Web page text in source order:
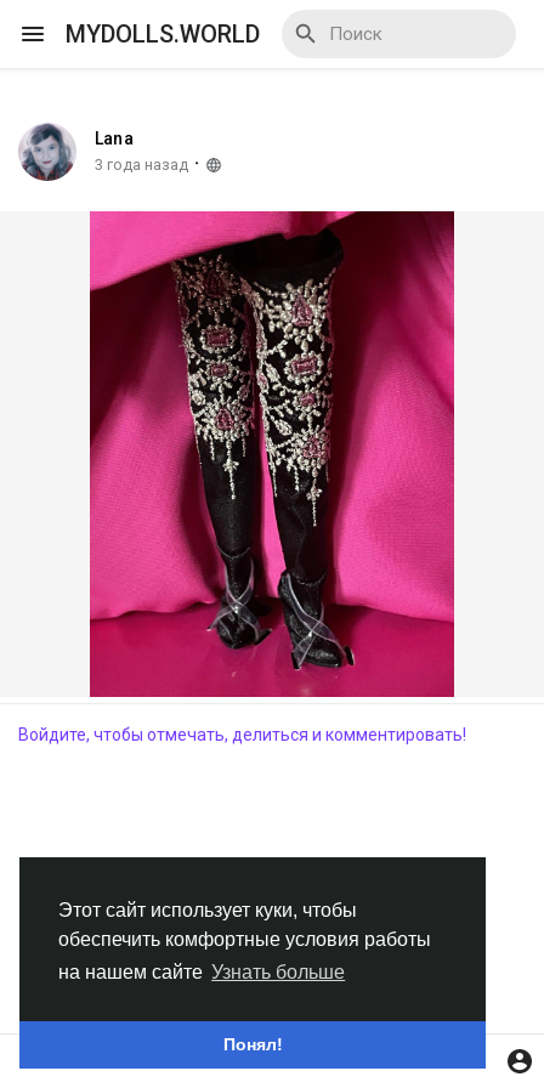
Этот сайт использует куки, чтобы
обеспечить комфортные условия работы
на нашем сайте Узнать больше
Понял!
MYDOLLS.WORLD
Смотреть Действа
Смотреть Блоги
Смотреть Базар
Смотреть Группы
Популярные посты
Найти сообщения
Lana
3 года назад ·
Войдите, чтобы отмечать, делиться и комментировать!